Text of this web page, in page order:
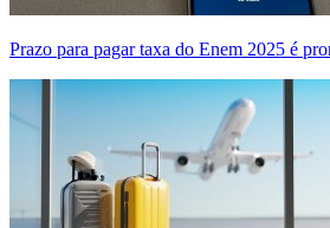
Prazo para pagar taxa do Enem 2025 é